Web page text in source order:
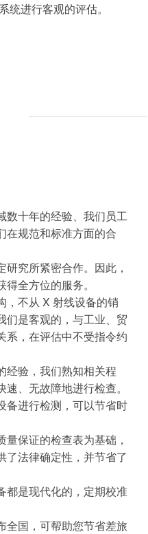
进行客观的评估。
数十年的经验、我们员工
在规范和标准方面的合
究所紧密合作。因此，
全方位的服务。
，不从 X 射线设备的销
们是客观的，与工业、贸
系，在评估中不受指令约
经验，我们熟知相关程
、无故障地进行检查。
备进行检测，可以节省时
保证的检查表为基础，
了法律确定性，并节省了
都是现代化的，定期校准
全国，可帮助您节省差旅